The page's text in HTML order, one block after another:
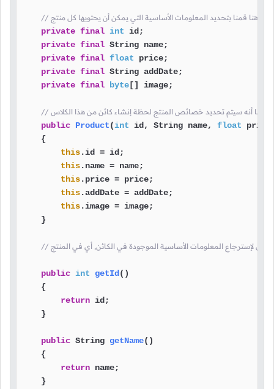
// هنا قمنا بتحديد المعلومات الأساسية التي يمكن أن يحتويها كل منتج
private final int id;
private final String name;
private final float price;
private final String addDate;
private final byte [] image;
هنا قلنا أنه سيتم تحديد خصائص المنتج لحظة إنشاء كائن من هذا الكلاس
public Product(int id, String name, float
    {
this.id = id;
this.name = name;
this.price = price;
this.addDate = addDate;
this.image = image;
    }
دوال لإسترجاع المعلومات الأساسية الموجودة في الكائن, أي في المنتج
public int getId()
    {
return id;
    }
public String getName()
    {
return name;
    }